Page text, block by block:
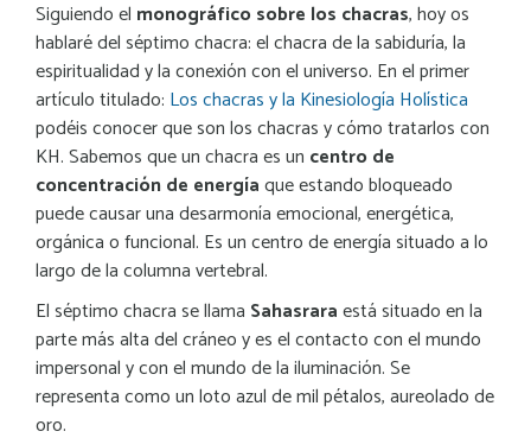
Siguiendo el monográfico sobre los chacras, hoy os
hablaré del séptimo chacra: el chacra de la sabiduría, la
espiritualidad y la conexión con el universo. En el primer
artículo titulado: Los chacras y la Kinesiología Holística
podéis conocer que son los chacras y cómo tratarlos con
KH. Sabemos que un chacra es un centro de
concentración de energíaque estando bloqueado
puede causar una desarmonía emocional, energética,
orgánica o funcional. Es un centro de energía situado a lo
largo de la columna vertebral.
El séptimo chacra se llama Sahasraraestá situado en la
parte más alta del cráneo y es el contacto con el mundo
impersonal y con el mundo de la iluminación. Se
representa como un loto azul de mil pétalos, aureolado de
oro.